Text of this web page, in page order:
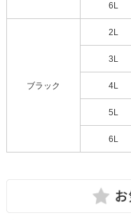
6L
ブラック
2L
3L
4L
5L
6L